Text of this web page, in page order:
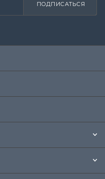
ПОДПИСАТЬСЯ